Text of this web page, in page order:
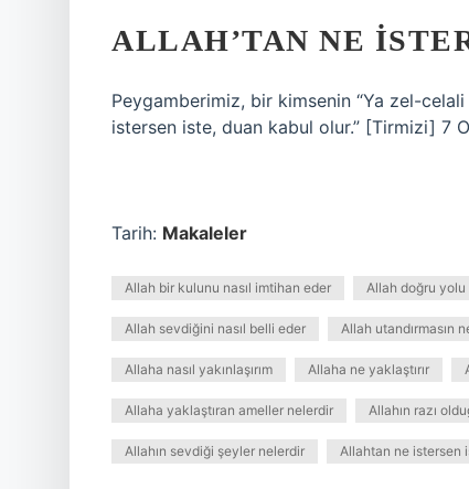
ALLAH’TAN NE
Peygamberimiz, bir kimsenin “Ya zel-
istersen iste, duan kabul olur.” [Tirmizi] 7
Tarih: Makaleler
Allah bir kulunu nasıl imtihan eder Allah doğru yolu
Allah sevdiğini nasıl belli eder Allah utandırmasın
Allaha nasıl yakınlaşırım Allaha ne yaklaştırır
Allaha yaklaştıran ameller nelerdir Allahın razı
Allahın sevdiği şeyler nelerdir Allahtan ne istersen